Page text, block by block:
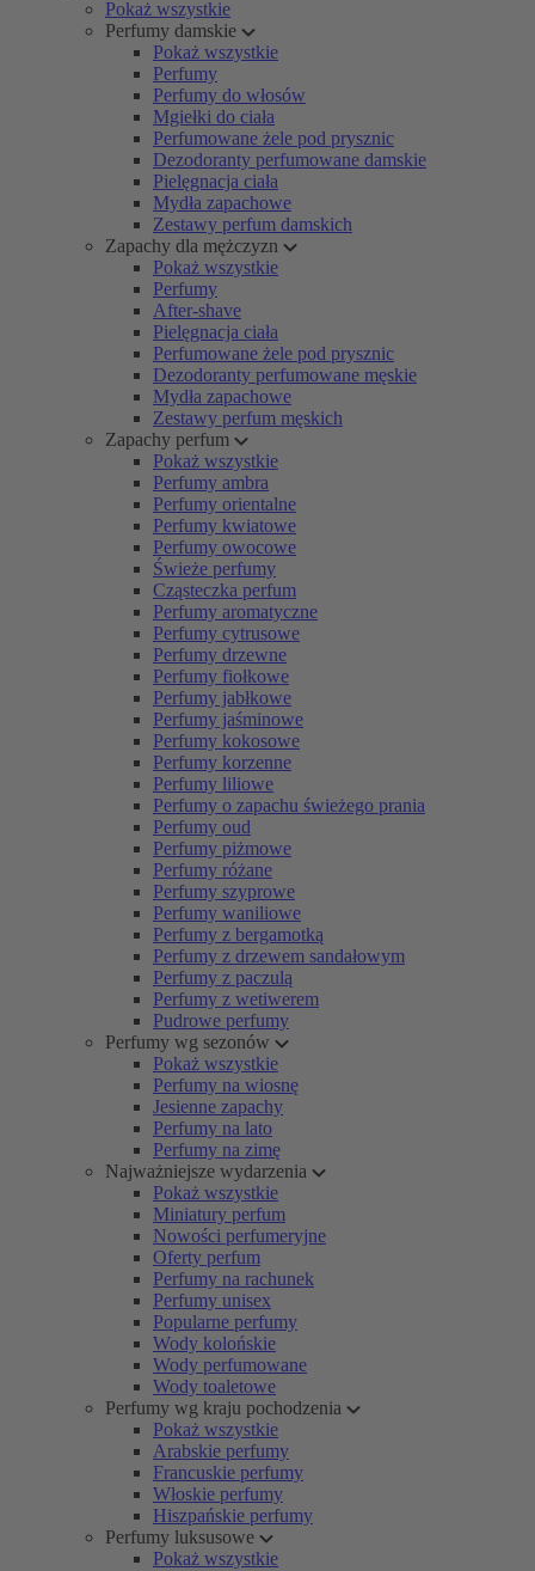
Pokaż wszystkie
Perfumy damskie
Pokaż wszystkie
Perfumy
Perfumy do włosów
Mgiełki do ciała
Perfumowane żele pod prysznic
Dezodoranty perfumowane damskie
Pielęgnacja ciała
Mydła zapachowe
Zestawy perfum damskich
Zapachy dla mężczyzn
Pokaż wszystkie
Perfumy
After-shave
Pielęgnacja ciała
Perfumowane żele pod prysznic
Dezodoranty perfumowane męskie
Mydła zapachowe
Zestawy perfum męskich
Zapachy perfum
Pokaż wszystkie
Perfumy ambra
Perfumy orientalne
Perfumy kwiatowe
Perfumy owocowe
Świeże perfumy
Cząsteczka perfum
Perfumy aromatyczne
Perfumy cytrusowe
Perfumy drzewne
Perfumy fiołkowe
Perfumy jabłkowe
Perfumy jaśminowe
Perfumy kokosowe
Perfumy korzenne
Perfumy liliowe
Perfumy o zapachu świeżego prania
Perfumy oud
Perfumy piżmowe
Perfumy różane
Perfumy szyprowe
Perfumy waniliowe
Perfumy z bergamotką
Perfumy z drzewem sandałowym
Perfumy z paczulą
Perfumy z wetiwerem
Pudrowe perfumy
Perfumy wg sezonów
Pokaż wszystkie
Perfumy na wiosnę
Jesienne zapachy
Perfumy na lato
Perfumy na zimę
Najważniejsze wydarzenia
Pokaż wszystkie
Miniatury perfum
Nowości perfumeryjne
Oferty perfum
Perfumy na rachunek
Perfumy unisex
Popularne perfumy
Wody kolońskie
Wody perfumowane
Wody toaletowe
Perfumy wg kraju pochodzenia
Pokaż wszystkie
Arabskie perfumy
Francuskie perfumy
Włoskie perfumy
Hiszpańskie perfumy
Perfumy luksusowe
Pokaż wszystkie